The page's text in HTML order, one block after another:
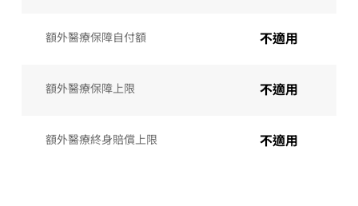
額外醫療保障自付額 不適用
額外醫療保障上限 不適用
額外醫療終身賠償上限 不適用